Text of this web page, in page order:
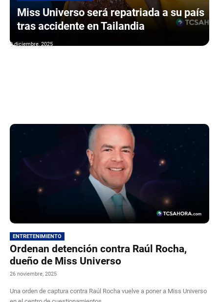
Miss Universo será repatriada a su país
tras accidente en Tailandia
9 diciembre, 2025
ENTRETENIMIENTO
Ordenan detención contra Raúl Rocha,
dueño de Miss Universo
26 noviembre, 2025
Una orden de captura contra Raúl Rocha vuelve a poner a Miss Universo